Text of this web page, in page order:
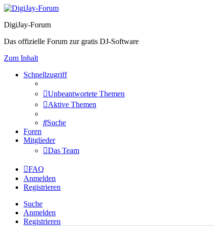
DigiJay-Forum
Das offizielle Forum zur gratis DJ-Software
Zum Inhalt
Schnellzugriff
Unbeantwortete Themen
Aktive Themen
Suche
Foren
Mitglieder
Das Team
FAQ
Anmelden
Registrieren
Suche
Anmelden
Registrieren